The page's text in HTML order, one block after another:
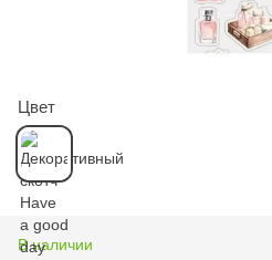
Цвет
В наличии